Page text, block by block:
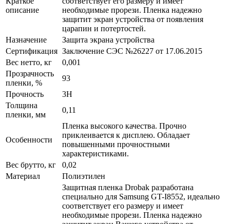
описание
необходимые прорези. Пленка надежно
защитит экран устройства от появления
царапин и потертостей.
Назначение
Защита экрана устройства
Сертификация Заключение СЭС №26227 от 17.06.2015
Вес нетто, кг
0,001
Прозрачность
пленки, %
93
Прочность
3H
Толщина
пленки, мм
0,11
Особенности
Пленка высокого качества. Прочно
приклеивается к дисплею. Обладает
повышенными прочностными
характеристиками.
Вес брутто, кг
0,02
Материал
Полиэтилен
Защитная пленка Drobak разработана
специально для Samsung GT-I8552, идеально
соответствует его размеру и имеет
необходимые прорези. Пленка надежно